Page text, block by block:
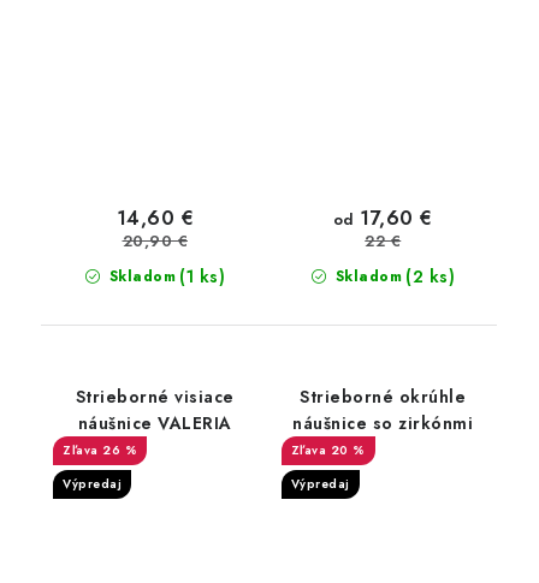
Skladom (1 ks)
14,60 €
20,90 €
Skladom (2 ks)
od 17,60 €
22 €
Strieborné visiace
náušnice VALERIA
26 %
Výpredaj
Strieborné okrúhle
náušnice so zirkónmi
20 %
Výpredaj